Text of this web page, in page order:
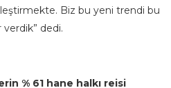
Biz bu yeni trendi bu
verdik” dedi.
% 61 hane halkı reisi